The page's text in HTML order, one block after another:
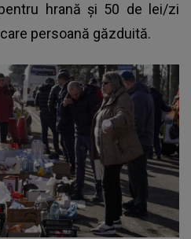
hrană şi 50 de lei/zi
persoană găzduită.